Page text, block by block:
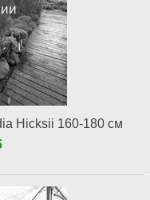
Hicksii 160-180 см